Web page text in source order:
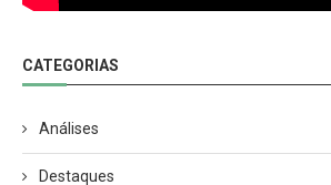
CATEGORIAS
Análises
Destaques